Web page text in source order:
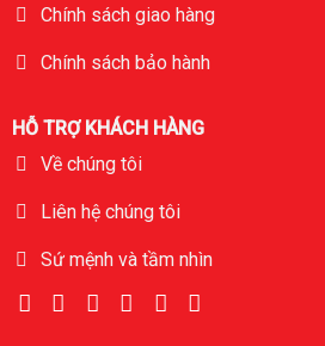
Chính sách giao hàng
Chính sách bảo hành
HỖ TRỢ KHÁCH HÀNG
Về chúng tôi
Liên hệ chúng tôi
Sứ mệnh và tầm nhìn